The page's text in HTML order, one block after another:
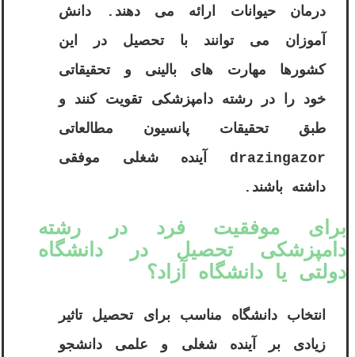
درمان حیوانات ارائه می دهند. دانش
آموزان می توانند با تحصیل در این
کشورها مهارت های بالینی و تحقیقاتی
خود را در رشته دامپزشکی تقویت کنند و
طبق تحقیقات پانسیون مطالعاتی
drazingazor آینده شغلی موفقی
داشته باشند.
برای موفقیت فرد در رشته
دامپزشکی تحصیل در دانشگاه
دولتی یا دانشگاه آزاد؟
انتخاب دانشگاه مناسب برای تحصیل تاثیر
زیادی بر آینده شغلی و علمی دانشجو